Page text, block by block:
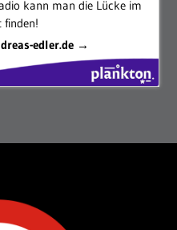
kann man die Lücke im
finden!
edler.de →